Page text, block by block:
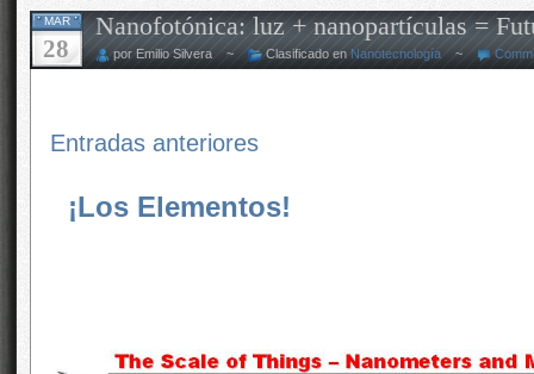
MAR
28
Nanofotónica: luz + nanopartículas =
por Emilio Silvera ~ Clasificado en Nanotecnología ~
Entradas anteriores
¡Los Elementos!